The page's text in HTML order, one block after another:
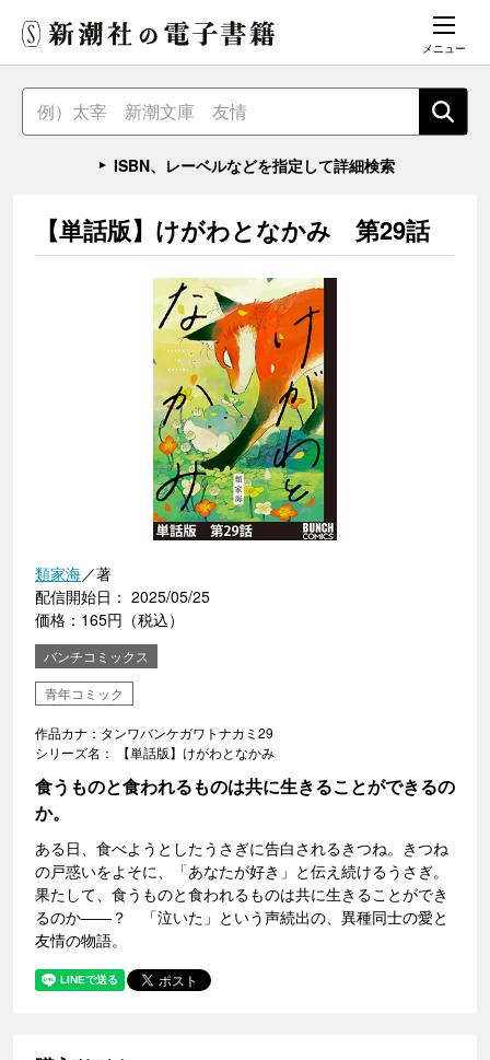
メニュー
ISBN、レーベルなどを指定して詳細検索
【単話版】けがわとなかみ 第29話
類家海／著
配信開始日： 2025/05/25
価格：165円（税込）
バンチコミックス
青年コミック
作品カナ：タンワバンケガワトナカミ29
シリーズ名： 【単話版】けがわとなかみ
食うものと食われるものは共に生きることができるの
か。
ある日、食べようとしたうさぎに告白されるきつね。きつね
の戸惑いをよそに、「あなたが好き」と伝え続けるうさぎ。
果たして、食うものと食われるものは共に生きることができ
るのか――？ 「泣いた」という声続出の、異種同士の愛と
友情の物語。